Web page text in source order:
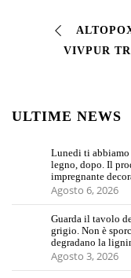
ULTIME NEWS
Lunedi ti abbiamo
legno, dopo. Il
impregnante
Agosto 6, 2026
Guarda il tavolo
grigio. Non è
degradano la
Agosto 3, 2026